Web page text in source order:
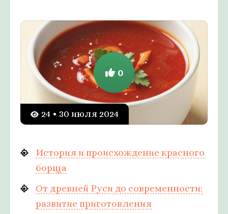
24 • 30 июля 2024
0
История и происхождение красного
борща
От древней Руси до современности:
развитие приготовления